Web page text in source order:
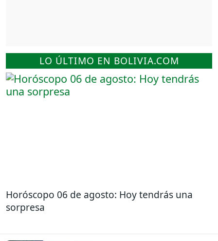
LO ÚLTIMO EN BOLIVIA.COM
Horóscopo 06 de agosto: Hoy tendrás una
sorpresa